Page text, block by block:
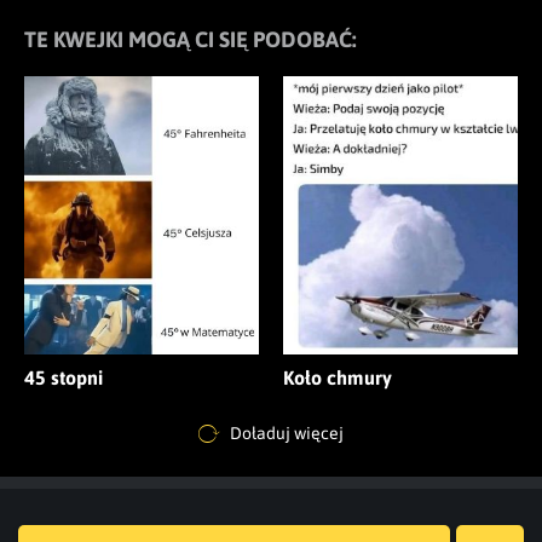
TE KWEJKI MOGĄ CI SIĘ PODOBAĆ:
45 stopni Koło chmury
Doładuj więcej